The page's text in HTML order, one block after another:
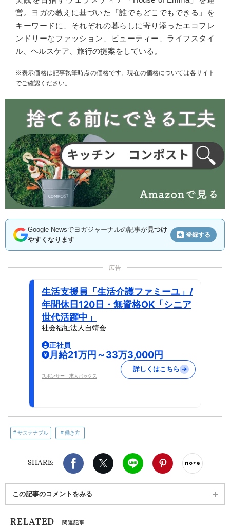
営。ヨガの教えに基づいた「誰でもどこでもできる」を
キーワードに、それぞれの暮らしに寄り添ったエコフレ
ンドリーなファッション、ビューティー、ライフスタイ
ル、ヘルスケア、旅行の提案をしている。
※表示価格は記事執筆時点の価格です。現在の価格については各サイト
でご確認ください。
Google Newsでヨガジャーナルの記事が見つけ
やすくなります
登録する
広告
生活支援員「生活介護ファミーユ」/
年間休日120日・無資格OK「シニア
世代活躍中」
社会福祉法人自靖会
正社員
月給21万円～33万3,000円
スポンサー：求人ボックス
詳しくはこちら
サステナブル 働き方
SHARE:
Facebook X（旧twitter）
LINE Pinterest
この記事のコメントをみる
RELATED 関連記事